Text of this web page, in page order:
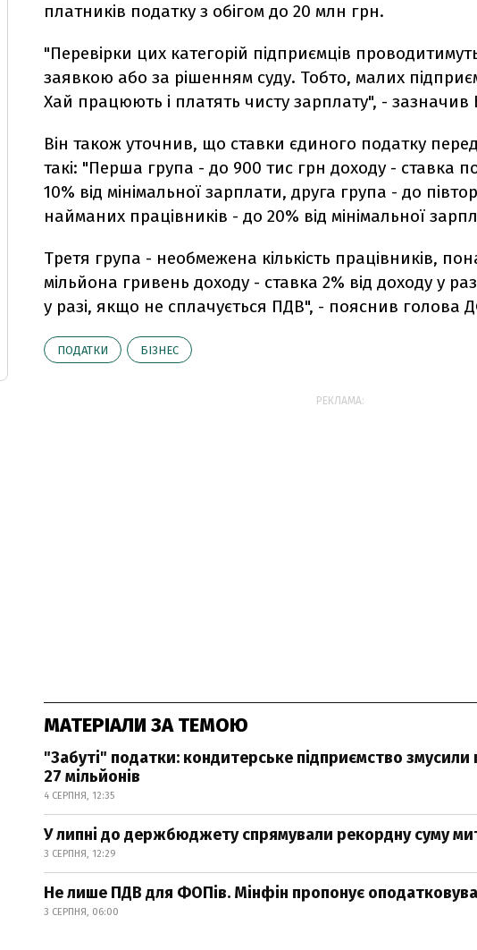
платників податку з обігом до 20 млн грн.
"Перевірки цих категорій підприємців
заявкою або за рішенням суду. Тобто, малих
Хай працюють і платять чисту зарплату", - зазначив
Він також уточнив, що ставки єдиного податку
такі: "Перша група - до 900 тис грн доходу - ставка
10% від мінімальної зарплати, друга група - до
найманих працівників - до 20% від мінімальної
Третя група - необмежена кількість працівників,
мільйона гривень доходу - ставка 2% від доходу у
у разі, якщо не сплачується ПДВ", - пояснив голова
ПОДАТКИ БІЗНЕС
РЕКЛАМА:
МАТЕРІАЛИ ЗА ТЕМОЮ
"Забуті" податки: кондитерське підприємство
27 мільйонів
4 СЕРПНЯ, 12:35
У липні до держбюджету спрямували рекордну суму
3 СЕРПНЯ, 12:29
Не лише ПДВ для ФОПів. Мінфін пропонує
3 СЕРПНЯ, 06:00